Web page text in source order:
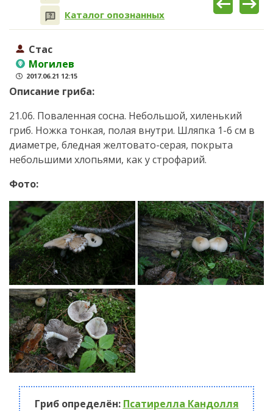
Каталог опознанных
Стас
Могилев
2017.06.21 12:15
Описание гриба:
21.06. Поваленная сосна. Небольшой, хиленький
гриб. Ножка тонкая, полая внутри. Шляпка 1-6 см в
диаметре, бледная желтовато-серая, покрыта
небольшими хлопьями, как у строфарий.
Фото:
Гриб определён: Псатирелла Кандолля